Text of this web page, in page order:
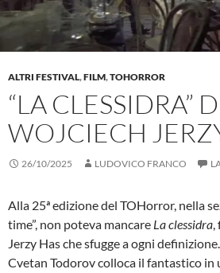
ALTRI FESTIVAL,FILM,TOHORROR
“LA CLESSIDRA”
WOJCIECH
26/10/2025 LUDOVICO FRANCO
Alla 25ª edizione del TOHorror, nella
time”, non poteva mancare La clessidra,
Jerzy Has che sfugge a ogni
Cvetan Todorov colloca il fantastico in